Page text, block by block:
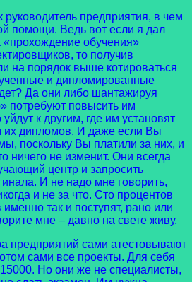
предприятия, в чем
помощи. Ведь вот если я дал
«прохождение обучения»
то получив
на порядок выше котироваться
и дипломированные
Да они либо шантажируя
потребуют повысить им
к другим, где им установят
их дипломов. И даже если Вы
поскольку Вы платили за них, и
ничего не изменит. Они всегда
центр и запросить
И не надо мне говорить,
и не за что. Сто процентов
так и поступят, рано или
мне – давно на свете живу.
предприятий сами атестовывают
сами все проекты. Для себя
Но они же не специалисты,